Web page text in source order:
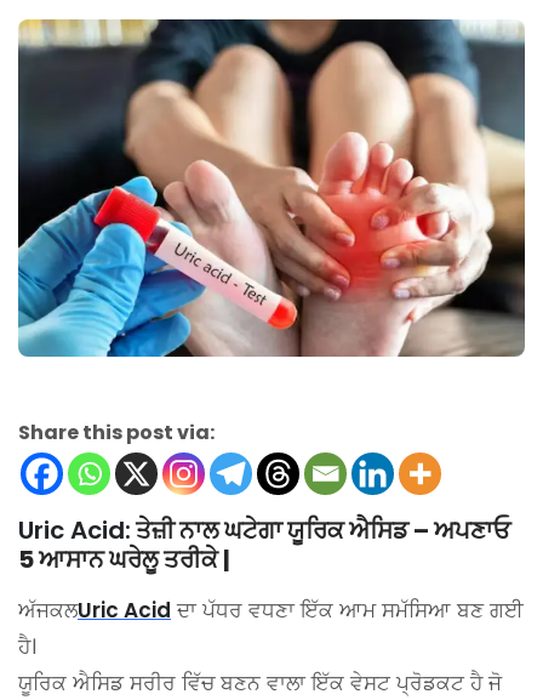
Share this post via:
Uric Acid:ਤੇਜ਼ੀ ਨਾਲ ਘਟੇਗਾ ਯੂਰਿਕ ਐਸਿਡ – ਅਪਣਾਓ
5 ਆਸਾਨ ਘਰੇਲੂ ਤਰੀਕੇ |
ਅੱਜਕਲUric Acid ਦਾ ਪੱਧਰ ਵਧਣਾ ਇੱਕ ਆਮ ਸਮੱਸਿਆ ਬਣ ਗਈ
ਹੈ।
ਯੂਰਿਕ ਐਸਿਡ ਸਰੀਰ ਵਿੱਚ ਬਣਨ ਵਾਲਾ ਇੱਕ ਵੇਸਟ ਪ੍ਰੋਡਕਟ ਹੈ ਜੋ